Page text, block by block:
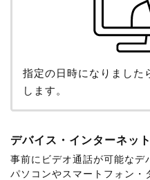
指定の日時になりました
します。
デバイス・インターネッ
事前にビデオ通話が可能なデ
パソコンやスマートフォン・